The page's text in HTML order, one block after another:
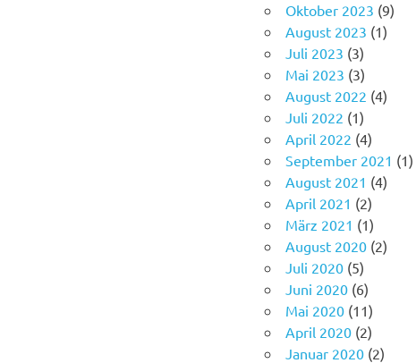
Oktober 2023 (9)
August 2023 (1)
Juli 2023 (3)
Mai 2023 (3)
August 2022 (4)
Juli 2022 (1)
April 2022 (4)
September 2021 (1)
August 2021 (4)
April 2021 (2)
März 2021 (1)
August 2020 (2)
Juli 2020 (5)
Juni 2020 (6)
Mai 2020 (11)
April 2020 (2)
Januar 2020 (2)